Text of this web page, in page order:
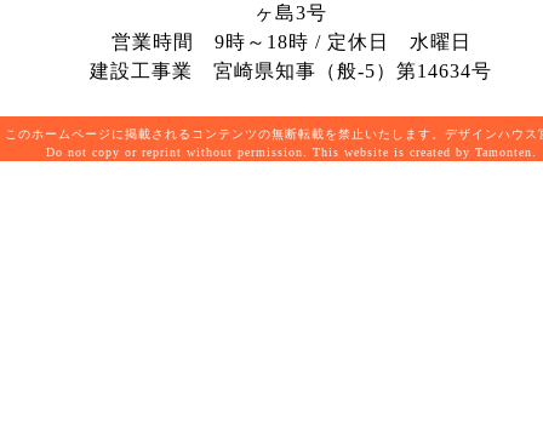
ヶ島3号
営業時間 9時～18時 / 定休日 水曜日
建設工事業 宮崎県知事（般-5）第14634号
このホームページに掲載されるコンテンツの無断転載を禁止いたします。デザインハウ
Do not copy or reprint without permission. This website is created by Tamonten.